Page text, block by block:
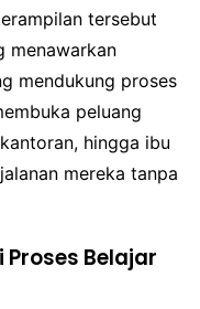
tersebut
menawarkan
mendukung proses
peluang
hingga ibu
mereka tanpa
Belajar